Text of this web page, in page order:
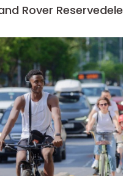
Rover Reservedele